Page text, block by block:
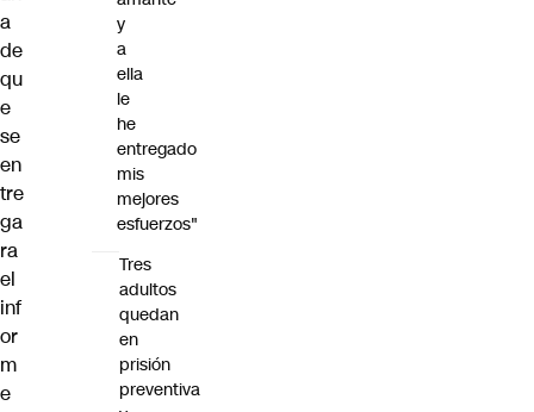
a
de
qu
e
se
en
tre
ga
ra
el
inf
or
m
e
y
a
ella
le
he
entregado
mis
mejores
esfuerzos"
Tres
adultos
quedan
en
prisión
preventiva